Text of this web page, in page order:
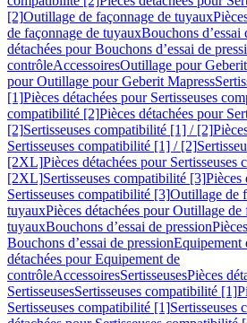
[2]Outillage de façonnage de tuyaux
de façonnage de tuyauxBouchons d’essai
détachées pour Bouchons d’essai de
contrôleAccessoiresOutillage pour
pour Outillage pour Geberit Mapress
[1]Pièces détachées pour Sertisseuses
compatibilité [2]Pièces détachées pour
[2]Sertisseuses compatibilité [1] / [2]
Sertisseuses compatibilité [1] / [2]
[2XL]Pièces détachées pour Sertisseuses
[2XL]Sertisseuses compatibilité [3]Pièces
Sertisseuses compatibilité [3]Outillage de
tuyauxPièces détachées pour Outillage de
tuyauxBouchons d’essai de pression
Bouchons d’essai de pressionEquipement
détachées pour Equipement de
contrôleAccessoiresSertisseusesPièces
SertisseusesSertisseuses compatibilité [1]
Sertisseuses compatibilité [1]Sertisseuses